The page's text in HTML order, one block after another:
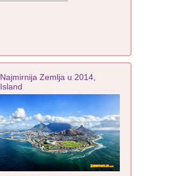
Najmirnija Zemlja u 2014,
Island